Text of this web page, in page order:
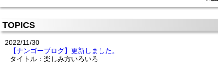
TOPICS
2022/11/30
【ナンゴーブログ】更新しました。
タイトル：楽しみ方いろいろ